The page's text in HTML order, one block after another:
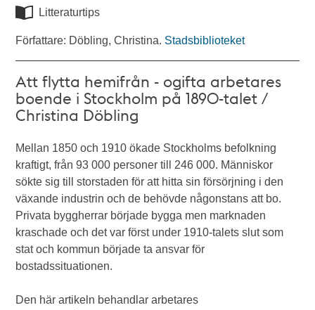
Litteraturtips
Författare: Döbling, Christina. Stadsbiblioteket
Att flytta hemifrån - ogifta arbetares
boende i Stockholm på 1890-talet /
Christina Döbling
Mellan 1850 och 1910 ökade Stockholms befolkning
kraftigt, från 93 000 personer till 246 000. Människor
sökte sig till storstaden för att hitta sin försörjning i den
växande industrin och de behövde någonstans att bo.
Privata byggherrar började bygga men marknaden
kraschade och det var först under 1910-talets slut som
stat och kommun började ta ansvar för
bostadssituationen.
Den här artikeln behandlar arbetares